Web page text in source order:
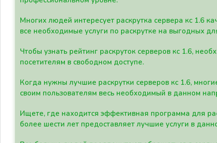
Многих людей интересует раскрутка сервера кс 1.6
все необходимые услуги по раскрутке на выгодных
Чтобы узнать рейтинг раскруток серверов кс 1.6,
посетителям в свободном доступе.
Когда нужны лучшие раскрутки серверов кс 1.6,
своим пользователям весь необходимый в данном
Ищете, где находится эффективная программа для
более шести лет предоставляет лучшие услуги в